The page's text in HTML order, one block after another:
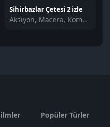
Sihirbazlar Çetesi 2 izle
Aksiyon, Macera, Komedi
Popüler Türler